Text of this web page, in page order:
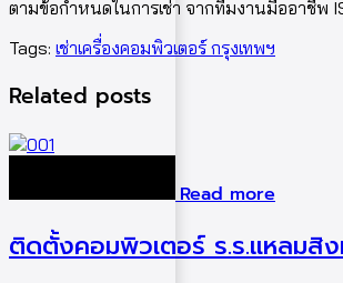
ตามข้อกำหนดในการเช่า จากทีมงานมืออาชีพ
Tags: เช่าเครื่องคอมพิวเตอร์ กรุงเทพฯ
Related posts
Read more
ติดตั้งคอมพิวเตอร์ ร.ร.แหลมสิ